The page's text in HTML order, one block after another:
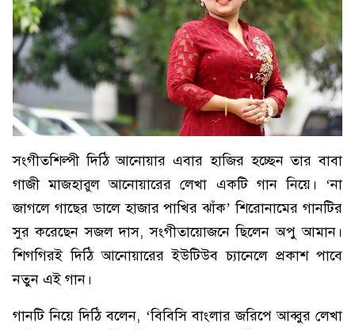
সংগীতশিল্পী দিঠি আনোয়ার এবার হাজির হচ্ছেন তার বাবা
গাজী মাজহারুল আনোয়ারের লেখা একটি গান নিয়ে। ‘না
জাগলে গাছের ডালে হাজার পাখির ঝাঁক’ শিরোনামের গানটির
সুর করেছেন সজল দাস, সংগীতায়োজনে ছিলেন অপু আমান।
শিগগিরই দিঠি আনোয়ারের ইউটিউব চ্যানেলে প্রকাশ পাবে
নতুন এই গান।
গানটি নিয়ে দিঠি বলেন, ‘বিবিসি বাংলার জরিপে আব্বুর লেখা